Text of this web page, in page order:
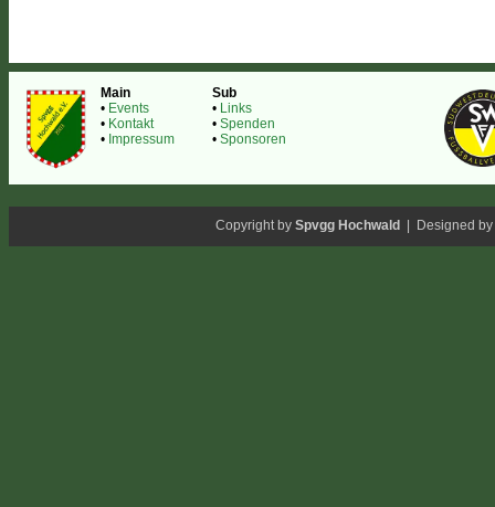
Main
• Events
• Kontakt
• Impressum
Sub
• Links
• Spenden
• Sponsoren
Copyright by Spvgg Hochwald | Designed by